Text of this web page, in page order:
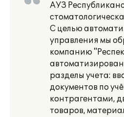
АУЗ
С целью
управления мы
компанию
разделы учета:
документов по
контрагентами,
товаров,